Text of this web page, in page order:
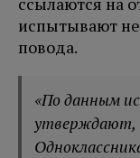
испытывают
повода.
«По данным
утверждают,